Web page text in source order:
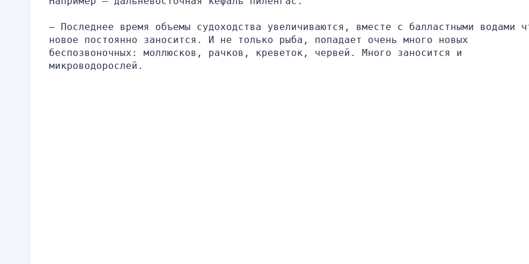
— Последнее время объемы судоходства увеличиваются, вместе с балластными водами
новое постоянно заносится. И не только рыба, попадает очень много новых
беспозвоночных: моллюсков, рачков, креветок, червей. Много заносится и
микроводорослей.